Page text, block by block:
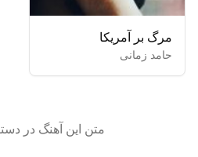
مرگ بر آمریکا
حامد زمانی
متن این آهنگ در